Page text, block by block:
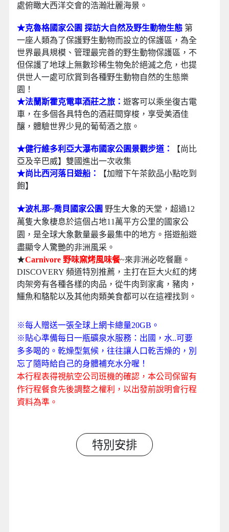
處俯瞰大西洋交會的浩瀚壯麗海景。
★克魯格國家公園 探訪大自然及野生動物生態 第
一座人類為了保護野生動物而設立的保護區，為全
世界最具規模、管理最完善的野生動物保護區，不
但保護了地球上無數珍稀生物免於絕滅之危，也提
供世人一處可欣賞到各種野生動物自然的生態樂
園！
★法蘭斯霍克電車酒莊之旅： 遊客可以乘坐復古電
車，在多個各具特色的酒莊間穿梭，享受美酒佳
釀，體驗世界少見的葡萄酒之旅。
★健行維多利亞大瀑布國家公園景觀步道：
【尚比
亞及辛巴威】雙國進出一次收集
★尚比西河落日遊船：
【加贈下午茶飲品小點吃到
飽】
★波札那~喬貝國家公園 野生大象的天堂 ， 超過12
萬隻大象棲息於這個占地11萬平方公里的國家公
園，是全球大象數量最多最集中的地方。搭遊船遊
盡顯令人驚艷的非洲風采。
★Carnivore 野味窯烤風味餐~來非洲必吃餐廳。
DISCOVERY 頻道特別推薦，主打在巨大火紅的烤
肉架旁有各種各樣的肉品，從牛肉到家禽，豬肉，
鱷魚和駱駝以及其他肉類美食都可以在這裡找到。
※每人贈送一張全球上網卡總量20GB。
※貼心準備每日一瓶礦泉水服務：出國，水..可要
多多喝的。乾燥型氣候，往往讓人口乾舌燥的，別
忘了隨時給自己的身體補充水分喔！
本行程表得視航空公司班機的確認，本公司保留有
作行程餐食先後調整之權利，以出發前說明會行程
資料為準。
特別安排